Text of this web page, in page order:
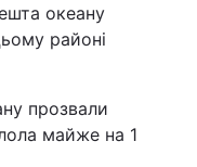
океану
районі
прозвали
майже на 1